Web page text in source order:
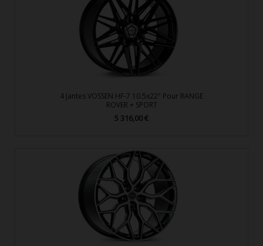
4 Jantes VOSSEN HF-7 10.5x22" Pour RANGE
ROVER + SPORT
Prix
5 316,00 €